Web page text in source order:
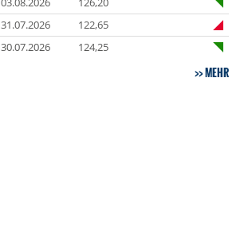
31.07.2026
122,65
30.07.2026
124,25
MEHR